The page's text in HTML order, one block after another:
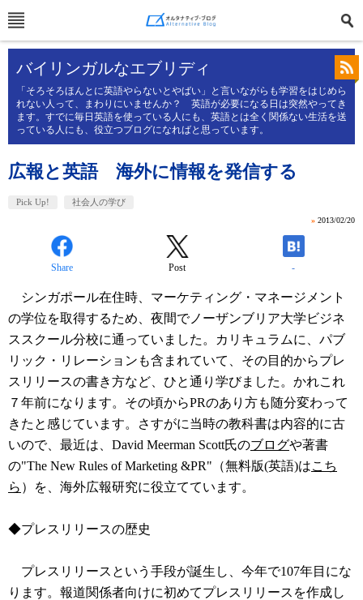
バイリンガルなエブリディ
「そろそろほんとに英語やらないとやばい」と言いながらも学習をはじめら
れない人って、まわりにいませんか？ 英語が必要になる日は突然やってき
ます。すでに毎日英語を使っている人にも、英語とは全く関係ない生活を送
っている人にも、役立つブログになればと思っています。
広報と英語 海外に情報を発信する
Pick Up! 社会人の学び
» 2013/02/20
Share Post -
シンガポール在住時、マーケティング・マネージメント
の学位を取得するため、夜間でノーザンブリア大学ビジネ
ススクール分校に通っていました。カリキュラムに、パブ
リック・リレーションも含まれていて、その目的からプレ
スリリースの書き方など、ひと通り学びました。かれこれ
７年前になります。その頃からPRのあり方も随分変わって
きたと感じています。さすがに当時の教科書は内容的に古
いので、最近は、David Meerman Scott氏のブログや著書
の"The New Rules of Marketing &PR"（無料版(英語)はこち
ら ）を、海外広報研究に役立てています。
◆プレスリリースの歴史
プレスリリースという手段が誕生し、今年で107年目にな
ります。報道関係者向けに初めてプレスリリースを作成し